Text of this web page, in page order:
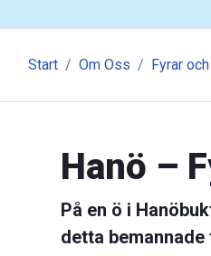
Start Om Oss Fyrar
Hanö –
På en ö i
detta